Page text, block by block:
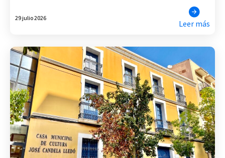
29 julio 2026
Leer más